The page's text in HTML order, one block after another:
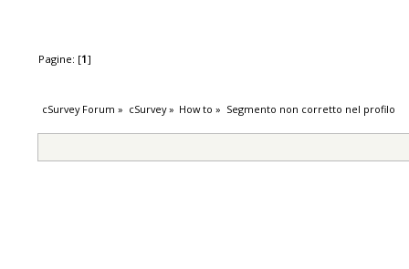
Pagine: [1]
cSurvey Forum » cSurvey» How to » Segmento non corretto nel profilo